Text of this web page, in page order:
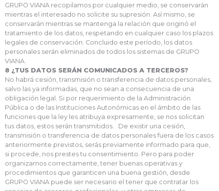
GRUPO VIANA recopilamos por cualquier medio, se conservarán
mientras el interesado no solicite su supresión. Así mismo, se
conservarán mientras se mantenga la relación que originó el
tratamiento de los datos, respetando en cualquier caso los plazos
legales de conservación. Concluido este período, los datos
personales serán eliminados de todos los sistemas de GRUPO
VIANA.
8 ¿TUS DATOS SERÁN COMUNICADOS A TERCEROS?
No habrá cesión, transmisión o transferencia de datos personales,
salvo las ya informadas, que no sean a consecuencia de una
obligación legal. Si por requerimiento de la Administración
Pública o de las Instituciones Autonómicas en el ámbito de las
funciones que la ley les atribuya expresamente, se nos solicitan
tus datos, estos serán transmitidos. De existir una cesión,
transmisión o transferencia de datos personales fuera de los casos
anteriormente previstos, serás previamente informado para que,
si procede, nos prestes tu consentimiento. Pero para poder
organizarnos correctamente, tener buenas operativas y
procedimientos que garanticen una buena gestión, desde
GRUPO VIANA puede ser necesario el tener que contratar los